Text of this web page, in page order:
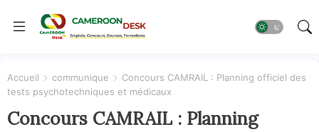
Accueil communique
Concours CAMRAIL : Planning officiel des
tests psychotechniques et médicaux
Concours CAMRAIL : Planning